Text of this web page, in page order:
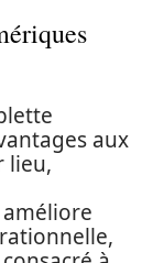
aux
lieu,
améliore